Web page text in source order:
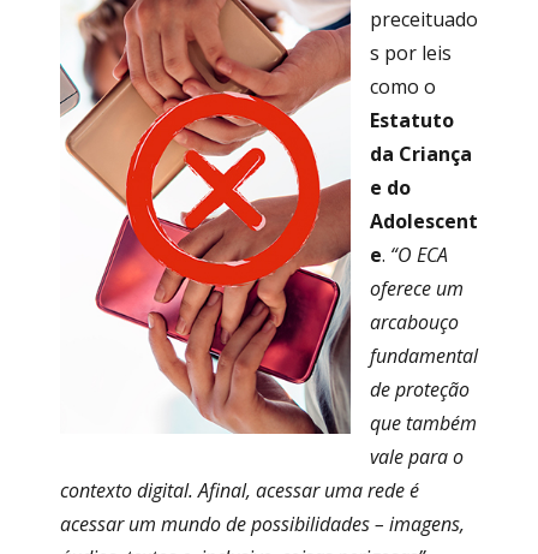
preceituado
s por leis
como o
Estatuto
da Criança
e do
Adolescent
e. “O ECA
oferece um
arcabouço
fundamental
de proteção
que também
vale para o
contexto digital. Afinal, acessar uma rede é
acessar um mundo de possibilidades – imagens,